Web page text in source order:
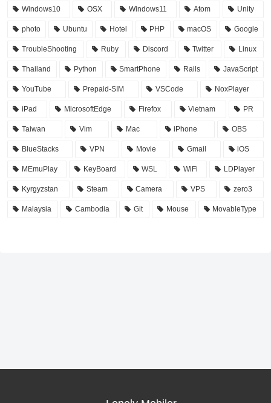
Windows10 OSX Windows11 Atom Unity
photo Ubuntu Hotel PHP macOS Google
TroubleShooting Ruby Discord Twitter Linux
Thailand Python SmartPhone Rails JavaScript
YouTube Prepaid-SIM VSCode NoxPlayer
iPad MicrosoftEdge Firefox Vietnam PR
Taiwan Vim Mac iPhone OBS
BlueStacks VPN Movie Gmail iOS
MEmuPlay KeyBoard WSL WiFi LDPlayer
Kyrgyzstan Steam Camera VPS zero3
Malaysia Cambodia Git Mouse MovableType